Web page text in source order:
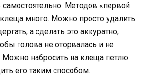
Методов «первой
много. Можно просто удалить
а сделать это аккуратно,
голова не оторвалась и не
Можно набросить на клеща петлю
его таким способом.